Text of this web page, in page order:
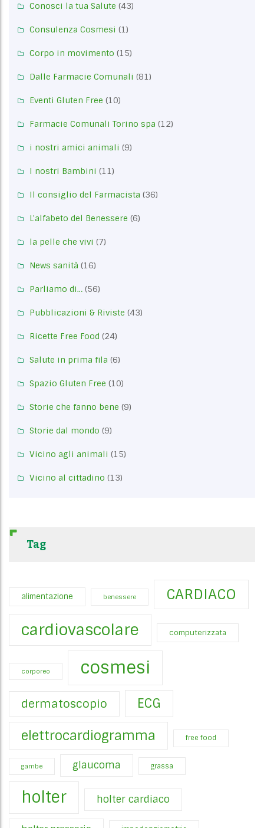
Conosci la tua Salute (43)
Consulenza Cosmesi (1)
Corpo in movimento (15)
Dalle Farmacie Comunali (81)
Eventi Gluten Free (10)
Farmacie Comunali Torino spa (12)
i nostri amici animali (9)
I nostri Bambini (11)
Il consiglio del Farmacista (36)
L'alfabeto del Benessere (6)
la pelle che vivi (7)
News sanità (16)
Parliamo di… (56)
Pubblicazioni & Riviste (43)
Ricette Free Food (24)
Salute in prima fila (6)
Spazio Gluten Free (10)
Storie che fanno bene (9)
Storie dal mondo (9)
Vicino agli animali (15)
Vicino al cittadino (13)
Tag
alimentazione benessere CARDIACO
cardiovascolare computerizzata
corporeo cosmesi
dermatoscopio ECG
elettrocardiogramma free food
gambe glaucoma grassa
holter holter cardiaco